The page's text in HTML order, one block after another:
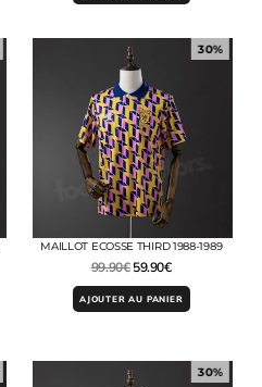
30%
MAILLOT ECOSSE THIRD 1988-1989
99.90€ 59.90€
AJOUTER AU PANIER
30%